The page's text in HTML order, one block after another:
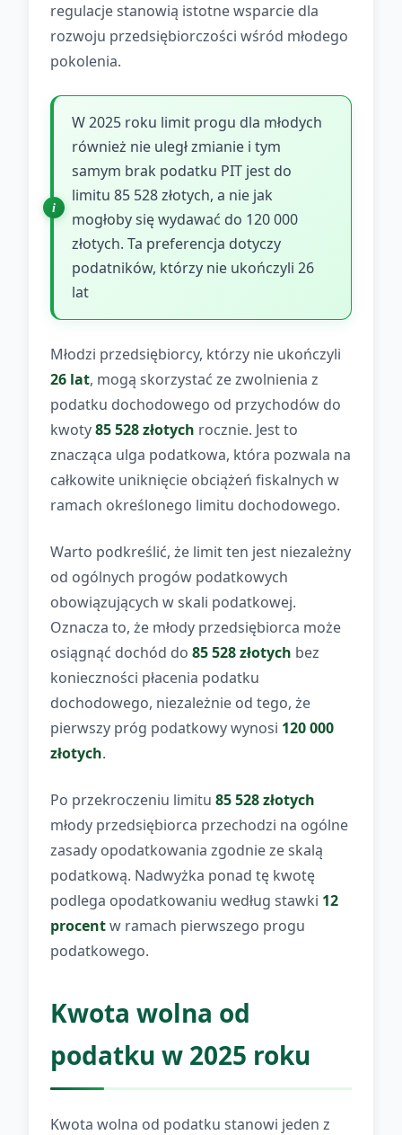
regulacje stanowią istotne wsparcie dla
rozwoju przedsiębiorczości wśród młodego
pokolenia.
W 2025 roku limit progu dla młodych
również nie uległ zmianie i tym
samym brak podatku PIT jest do
limitu 85 528 złotych, a nie jak
mogłoby się wydawać do 120 000
złotych. Ta preferencja dotyczy
podatników, którzy nie ukończyli 26
lat
Młodzi przedsiębiorcy, którzy nie ukończyli
26 lat, mogą skorzystać ze zwolnienia z
podatku dochodowego od przychodów do
kwoty85 528 złotych rocznie. Jest to
znacząca ulga podatkowa, która pozwala na
całkowite uniknięcie obciążeń fiskalnych w
ramach określonego limitu dochodowego.
Warto podkreślić, że limit ten jest niezależny
od ogólnych progów podatkowych
obowiązujących w skali podatkowej.
Oznacza to, że młody przedsiębiorca może
osiągnąć dochód do 85 528 złotych bez
konieczności płacenia podatku
dochodowego, niezależnie od tego, że
pierwszy próg podatkowy wynosi 120 000
złotych.
Po przekroczeniu limitu 85 528 złotych
młody przedsiębiorca przechodzi na ogólne
zasady opodatkowania zgodnie ze skalą
podatkową. Nadwyżka ponad tę kwotę
podlega opodatkowaniu według stawki 12
procentw ramach pierwszego progu
podatkowego.
Kwota wolna od
podatku w 2025 roku
Kwota wolna od podatku stanowi jeden z